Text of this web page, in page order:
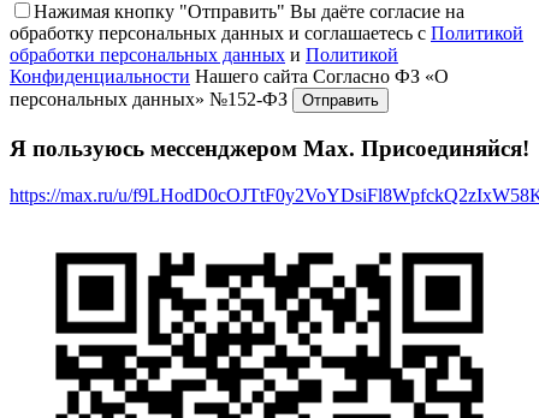
Нажимая кнопку "Отправить" Вы даёте согласие на
обработку персональных данных и соглашаетесь с Политикой
обработки персональных данных и Политикой
Конфиденциальности Нашего сайта Согласно ФЗ «О
персональных данных» №152-ФЗ
Я пользуюсь мессенджером Max. Присоединяйся!
https://max.ru/u/